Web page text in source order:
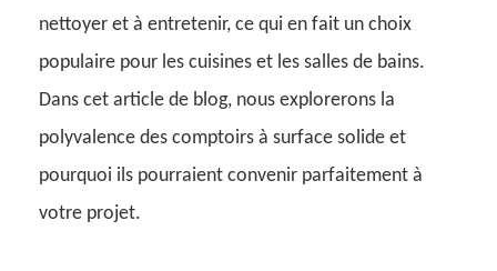
nettoyer et à entretenir, ce qui en fait un choix
populaire pour les cuisines et les salles de bains.
Dans cet article de blog, nous explorerons la
polyvalence des comptoirs à surface solide et
pourquoi ils pourraient convenir parfaitement à
votre projet.